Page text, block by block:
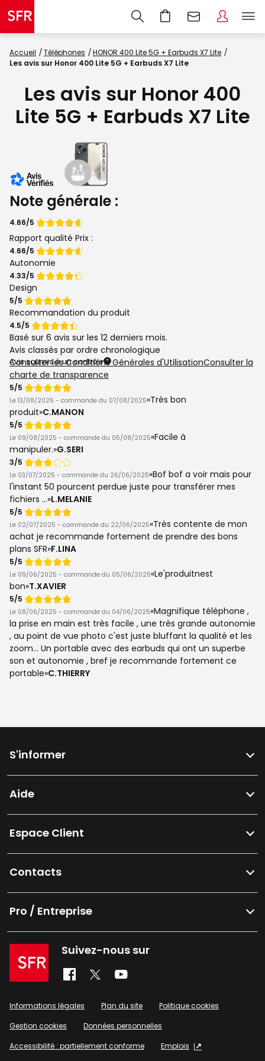
Accueil Téléphones
HONOR 400 Lite 5G + Earbuds X7 Lite
Les avis sur Honor 400 Lite 5G + Earbuds X7 Lite
Les avis sur Honor 400
Lite 5G + Earbuds X7 Lite
Note générale :
de
4.66/5
Rapport qualité Prix :
Note
de
4.66/5
Autonomie
Note
de
4.33/5
Design
Note
de
5/5
Recommandation du produit
Note
de
4.5/5
Basé sur 6 avis sur les 12 derniers mois.
Avis classés par ordre chronologique
Avis soumis à un contrôle
Consulter les Conditions Générales d'UtilisationConsulter la
charte de transparence
Note
de
5/5
Le 13/08/2025 - commande du 07/08/2025 Très bon
produit C.MANON
Note
de
5/5
Le 09/08/2025 - commande du 05/08/2025 Facile à
manipuler. G.SERI
Note
de
3/5
Le 03/07/2025 - commande du 26/06/2025 Bof bof a voir mais pour
l'instant 50 pourcent perdue juste pour transférer mes
fichiers ... L.MELANIE
Note
de
5/5
Le 02/07/2025 - commande du 22/06/2025 Très contente de mon
achat je recommande fortement de prendre des bons
plans SFR F.LINA
Note
de
5/5
Le 09/06/2025 - commande du 05/06/2025 Le'produitnest
bon T.XAVIER
Note
de
5/5
Le 08/06/2025 - commande du 04/06/2025 Magnifique téléphone ,
la prise en main est très facile , une très grande autonomie
, au point de vue photo c'est juste bluffant la qualité et les
zoom... Un portable avec des earbuds qui ont un superbe
son et autonomie , bref je recommande fortement ce
portable C.THIERRY
S'informer
Aide
Espace Client
Contacts
Pro / Entreprise
Suivez-nous sur
Informations légales Plan du site
Politique cookies
Gestion cookies
Données personnelles
Accessibilité : partiellement conforme
Emplois